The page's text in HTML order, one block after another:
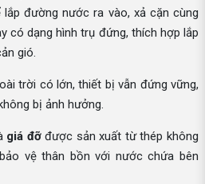
đường nước ra vào, xả cặn cùng
có dạng hình trụ đứng, thích hợp lắp
gió.
trời có lớn, thiết bị vẫn đứng vững,
bị ảnh hưởng.
giá đỡđược sản xuất từ thép không
vệ thân bồn với nước chứa bên